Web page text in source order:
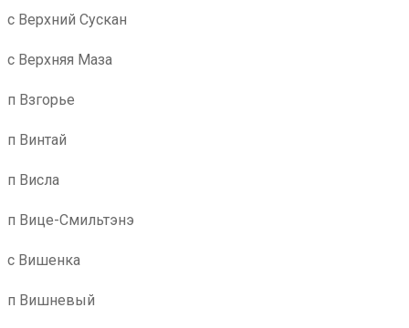
с Верхний Сускан
с Верхняя Маза
п Взгорье
п Винтай
п Висла
п Вице-Смильтэнэ
с Вишенка
п Вишневый